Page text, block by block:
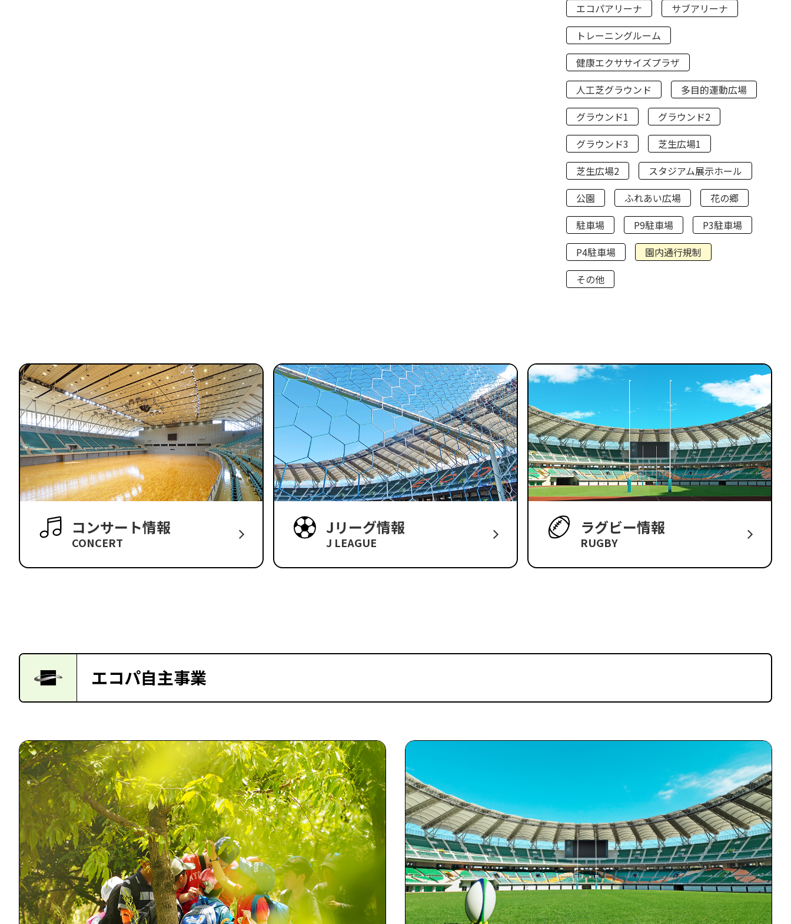
エコパアリーナ
サブアリーナ
トレーニングルーム
健康エクササイズプラザ
人工芝グラウンド
多目的運動広場
グラウンド1
グラウンド2
グラウンド3
芝生広場1
芝生広場2
スタジアム展示ホール
公園
ふれあい広場
花の郷
駐車場
P9駐車場
P3駐車場
P4駐車場
園内通行規制
その他
コンサート情報
CONCERT
Jリーグ情報
J LEAGUE
ラグビー情報
RUGBY
エコパ自主事業